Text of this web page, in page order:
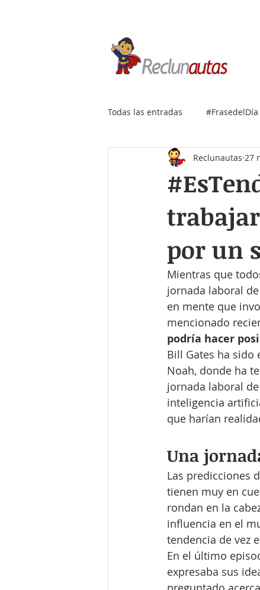
Todas las entradas #FrasedelDía
por un
Reclunautas 27
Mientras que
jornada laboral
en mente que
mencionado
podría hacer
Bill Gates ha sido
Noah, donde ha
jornada laboral
inteligencia
que harían
Una
Las predicciones
tienen muy en
rondan en la
influencia en el
tendencia de vez
En el último
expresaba sus